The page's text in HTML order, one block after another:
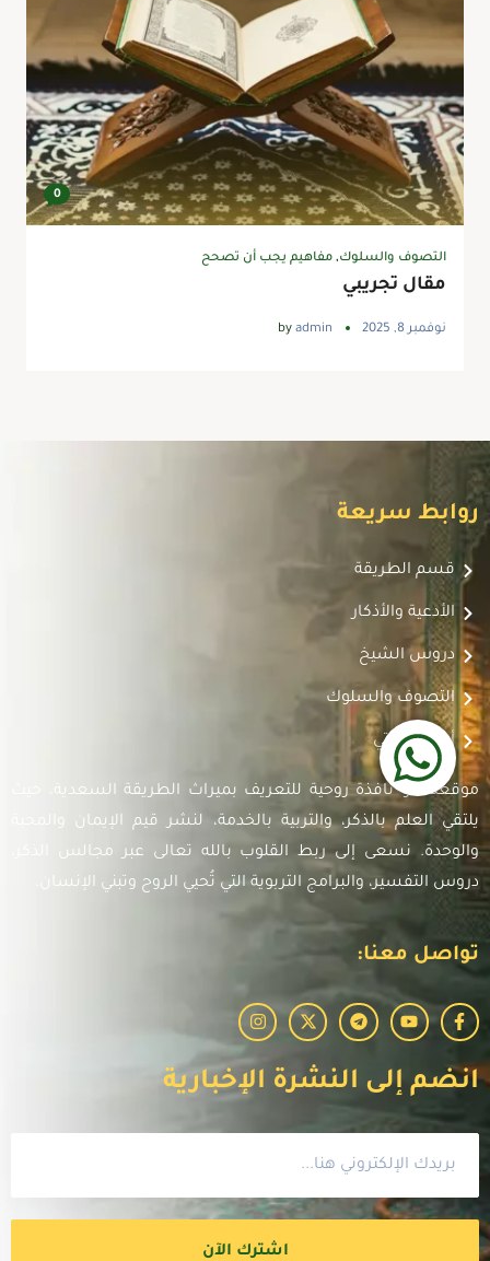
0
التصوف والسلوك, مفاهيم يجب أن تصحح
مقال تجريبي
نوفمبر 8, 2025 by admin
روابط سريعة
قسم الطريقة
الأدعية والأذكار
دروس الشيخ
التصوف والسلوك
أدعية صوتي
موقعنا هو نافذة روحية للتعريف بميراث الطريقة السعدية، حيث
يلتقي العلم بالذكر، والتربية بالخدمة، لنشر قيم الإيمان والمحبة
والوحدة. نسعى إلى ربط القلوب بالله تعالى عبر مجالس الذكر،
دروس التفسير، والبرامج التربوية التي تُحيي الروح وتبني الإنسان.
تواصل معنا:
انضم إلى النشرة الإخبارية
اشترك الآن